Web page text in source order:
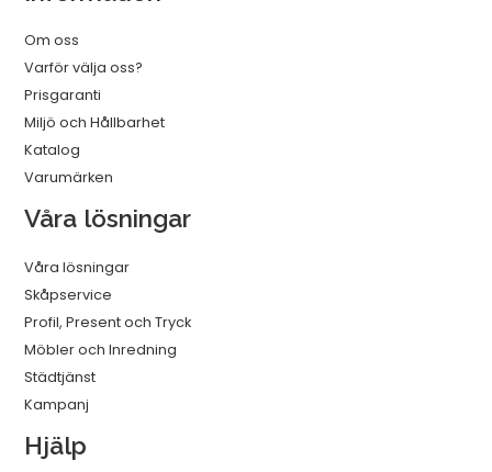
Om oss
Varför välja oss?
Prisgaranti
Miljö och Hållbarhet
Katalog
Varumärken
Våra lösningar
Våra lösningar
Skåpservice
Profil, Present och Tryck
Möbler och Inredning
Städtjänst
Kampanj
Hjälp